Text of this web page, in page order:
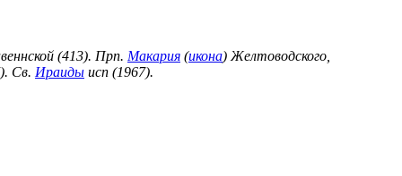
(413). Прп. Макария (икона) Желтоводского,
Св. Ираиды исп (1967).